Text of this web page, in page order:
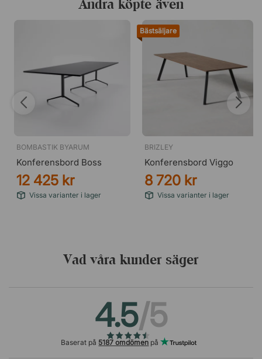
Andra köpte även
BOMBASTIK BYARUM
Konferensbord Boss
12 425 kr
Vissa varianter i lager
Bästsäljare
BRIZLEY
Konferensbord Viggo
8 720 kr
Vissa varianter i lager
Vad våra kunder säger
4.5/5
Baserat på 5187 omdömen på